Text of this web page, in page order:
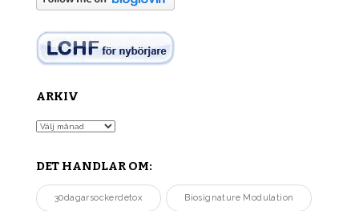
ARKIV
Arkiv
DET HANDLAR OM:
30dagarsockerdetox Biosignature Modulation